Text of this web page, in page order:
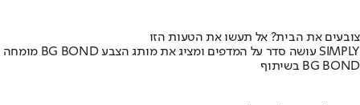
צובעים את הבית? אל תעשו את הטעות הזו
מומחה BG BOND עושה סדר על המדפים ומציג את מותג הצבע SIMPLY
בשיתוף BG BOND